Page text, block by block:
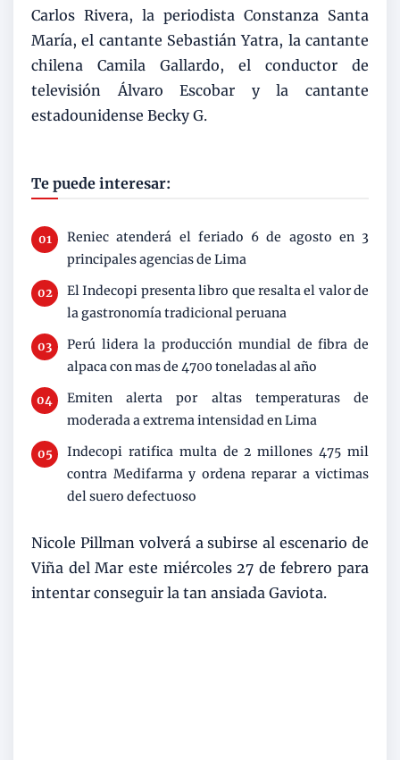
Carlos Rivera, la periodista Constanza Santa
María, el cantante Sebastián Yatra, la cantante
chilena Camila Gallardo, el conductor de
televisión Álvaro Escobar y la cantante
estadounidense Becky G.
Te puede interesar:
Reniec atenderá el feriado 6 de agosto en 3
principales agencias de Lima
El Indecopi presenta libro que resalta el valor de
la gastronomía tradicional peruana
Perú lidera la producción mundial de fibra de
alpaca con mas de 4700 toneladas al año
Emiten alerta por altas temperaturas de
moderada a extrema intensidad en Lima
Indecopi ratifica multa de 2 millones 475 mil
contra Medifarma y ordena reparar a victimas
del suero defectuoso
Nicole Pillman volverá a subirse al escenario de
Viña del Mar este miércoles 27 de febrero para
intentar conseguir la tan ansiada Gaviota.